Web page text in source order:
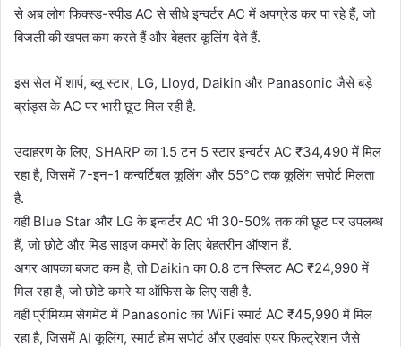
से अब लोग फिक्स्ड-स्पीड AC से सीधे इन्वर्टर AC में अपग्रेड कर पा रहे हैं, जो
बिजली की खपत कम करते हैं और बेहतर कूलिंग देते हैं.
इस सेल में शार्प, ब्लू स्टार, LG, Lloyd, Daikin और Panasonic जैसे बड़े
ब्रांड्स के AC पर भारी छूट मिल रही है.
उदाहरण के लिए, SHARP का 1.5 टन 5 स्टार इन्वर्टर AC ₹34,490 में मिल
रहा है, जिसमें 7-इन-1 कन्वर्टिबल कूलिंग और 55°C तक कूलिंग सपोर्ट मिलता
है.
वहीं Blue Star और LG के इन्वर्टर AC भी 30-50% तक की छूट पर उपलब्ध
हैं, जो छोटे और मिड साइज कमरों के लिए बेहतरीन ऑप्शन हैं.
अगर आपका बजट कम है, तो Daikin का 0.8 टन स्प्लिट AC ₹24,990 में
मिल रहा है, जो छोटे कमरे या ऑफिस के लिए सही है.
वहीं प्रीमियम सेगमेंट में Panasonic का WiFi स्मार्ट AC ₹45,990 में मिल
रहा है, जिसमें AI कूलिंग, स्मार्ट होम सपोर्ट और एडवांस एयर फिल्ट्रेशन जैसे